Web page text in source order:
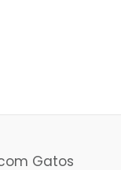
Gatos